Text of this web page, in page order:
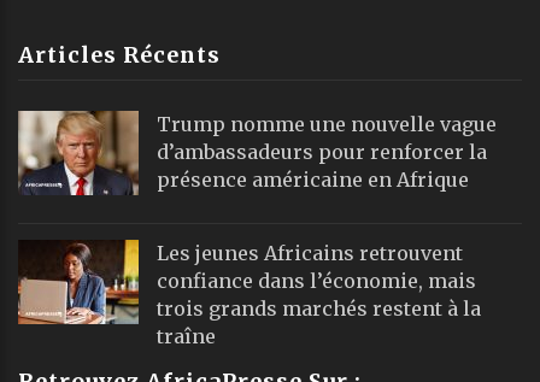
Articles Récents
Trump nomme une nouvelle vague
d’ambassadeurs pour renforcer la
présence américaine en Afrique
Les jeunes Africains retrouvent
confiance dans l’économie, mais
trois grands marchés restent à la
traîne